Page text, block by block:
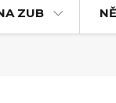
ZUB